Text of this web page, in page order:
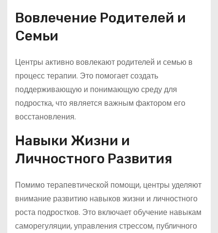
Вовлечение Родителей и
Семьи
Центры активно вовлекают родителей и семью в
процесс терапии. Это помогает создать
поддерживающую и понимающую среду для
подростка, что является важным фактором его
восстановления.
Навыки Жизни и
Личностного Развития
Помимо терапевтической помощи, центры уделяют
внимание развитию навыков жизни и личностного
роста подростков. Это включает обучение навыкам
саморегуляции, управления стрессом, публичного